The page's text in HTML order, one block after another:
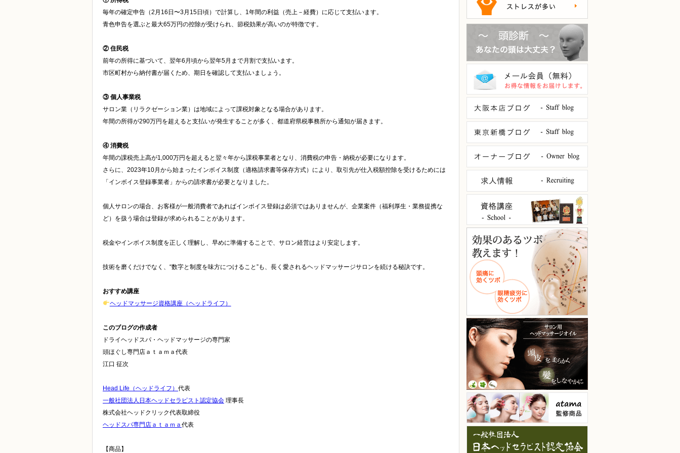
毎年の確定申告（2月16日〜3月15日頃）で計算し、1年間の利益（売上－経費）に応じて支払います。
青色申告を選ぶと最大65万円の控除が受けられ、節税効果が高いのが特徴です。
② 住民税
前年の所得に基づいて、翌年6月頃から翌年5月まで月割で支払います。
市区町村から納付書が届くため、期日を確認して支払いましょう。
③ 個人事業税
サロン業（リラクゼーション業）は地域によって課税対象となる場合があります。
年間の所得が290万円を超えると支払いが発生することが多く、都道府県税事務所から通知が届きます。
④ 消費税
年間の課税売上高が1,000万円を超えると翌々年から課税事業者となり、消費税の申告・納税が必要になります。
さらに、2023年10月から始まったインボイス制度（適格請求書等保存方式）により、取引先が仕入税額控除を受けるためには
「インボイス登録事業者」からの請求書が必要となりました。
個人サロンの場合、お客様が一般消費者であればインボイス登録は必須ではありませんが、企業案件（福利厚生・業務提携な
ど）を扱う場合は登録が求められることがあります。
税金やインボイス制度を正しく理解し、早めに準備することで、サロン経営はより安定します。
技術を磨くだけでなく、“数字と制度を味方につけること”も、長く愛されるヘッドマッサージサロンを続ける秘訣です。
おすすめ講座
ヘッドマッサージ資格講座（ヘッドライフ）
このブログの作成者
ドライヘッドスパ・ヘッドマッサージの専門家
頭ほぐし専門店ａｔａｍａ代表
江口 征次
Head Life（ヘッドライフ） 代表
一般社団法人日本ヘッドセラピスト認定協会 理事長
株式会社ヘッドクリック代表取締役
ヘッドスパ専門店ａｔａｍａ 代表
【商品】